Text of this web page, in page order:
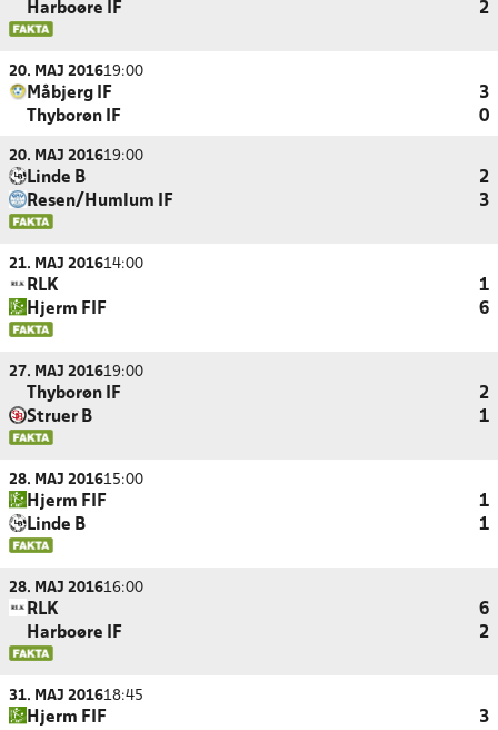
Harboøre IF
2
20. MAJ 201619:00
Måbjerg IF
3
Thyborøn IF
0
20. MAJ 201619:00
Linde B
2
Resen/Humlum IF
3
21. MAJ 201614:00
RLK
1
Hjerm FIF
6
27. MAJ 201619:00
Thyborøn IF
2
Struer B
1
28. MAJ 201615:00
Hjerm FIF
1
Linde B
1
28. MAJ 201616:00
RLK
6
Harboøre IF
2
31. MAJ 201618:45
Hjerm FIF 3